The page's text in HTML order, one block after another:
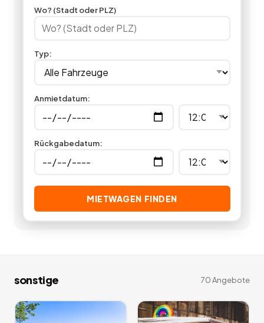
Wo? (Stadt oder PLZ)
Typ:
Anmietdatum:
Rückgabedatum:
MIETWAGEN FINDEN
sonstige 70Angebote